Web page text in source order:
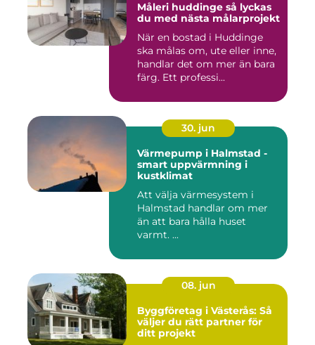
Måleri huddinge så lyckas
du med nästa målarprojekt
När en bostad i Huddinge
ska målas om, ute eller inne,
handlar det om mer än bara
färg. Ett professi...
30. jun
Värmepump i Halmstad -
smart uppvärmning i
kustklimat
Att välja värmesystem i
Halmstad handlar om mer
än att bara hålla huset
varmt. ...
08. jun
Byggföretag i Västerås: Så
väljer du rätt partner för
ditt projekt